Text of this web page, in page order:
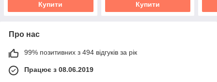
Купити Купити
Про нас
99% позитивних з 494 відгуків за рік
Працює з 08.06.2019